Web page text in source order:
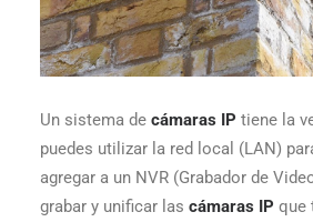
Un sistema de cámaras IP tiene la
puedes utilizar la red local (LAN)
agregar a un NVR (Grabador de
grabar y unificar las cámaras IP que